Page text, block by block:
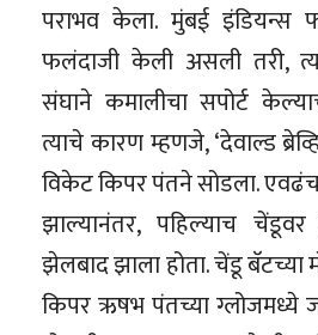
पराभव केला. मुंबई इंडियन्स
फलंदाजी केली असली तरी,
संघाने कमालीचा सपोर्ट
त्याचे कारण म्हणजे, ‘देवाल्ड
विकेट किपर पंतने सोडला. एवढंच
झाल्यानंतर, पहिल्याच
झेलबाद झाला होता. चेंडू
किपर ऋषभ पंतच्या ग्लोजमध्ये